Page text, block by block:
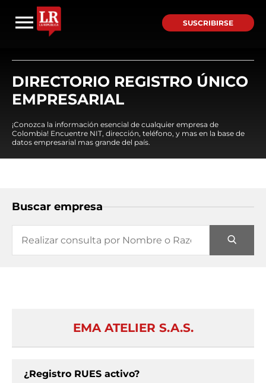
SUSCRIBIRSE
DIRECTORIO REGISTRO ÚNICO
EMPRESARIAL
¡Conozca la información esencial de cualquier empresa de
Colombia! Encuentre NIT, dirección, teléfono, y mas en la base de
datos empresarial mas grande del país.
Buscar empresa
EMA ATELIER S.A.S.
¿Registro RUES activo?